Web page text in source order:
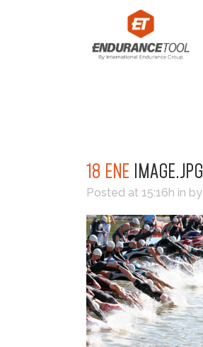
18 ENE IMAGE.JPG
Posted at 15:16h in by